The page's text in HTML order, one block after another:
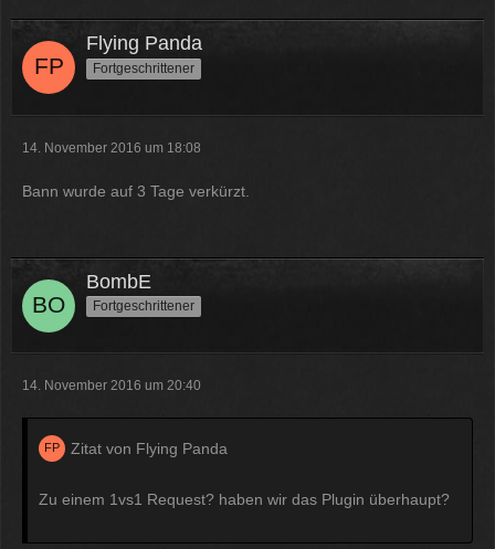
Flying Panda
Fortgeschrittener
14. November 2016 um 18:08
Bann wurde auf 3 Tage verkürzt.
BombE
Fortgeschrittener
14. November 2016 um 20:40
Zitat von Flying Panda
Zu einem 1vs1 Request? haben wir das Plugin überhaupt?